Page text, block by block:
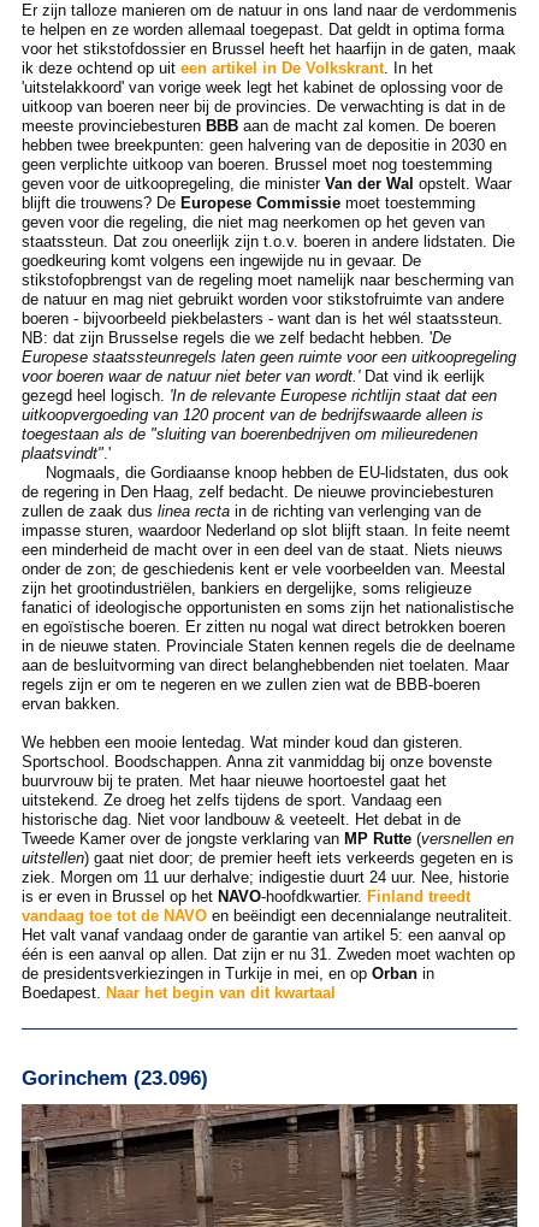
Er zijn talloze manieren om de natuur in ons land naar de verdommenis
te helpen en ze worden allemaal toegepast. Dat geldt in optima forma
voor het stikstofdossier en Brussel heeft het haarfijn in de gaten, maak
ik deze ochtend op uit een artikel in De Volkskrant. In het
'uitstelakkoord' van vorige week legt het kabinet de oplossing voor de
uitkoop van boeren neer bij de provincies. De verwachting is dat in de
meeste provinciebesturen BBBaan de macht zal komen. De boeren
hebben twee breekpunten: geen halvering van de depositie in 2030 en
geen verplichte uitkoop van boeren. Brussel moet nog toestemming
geven voor de uitkoopregeling, die minister Van der Wal opstelt. Waar
blijft die trouwens? De Europese Commissiemoet toestemming
geven voor die regeling, die niet mag neerkomen op het geven van
staatssteun. Dat zou oneerlijk zijn t.o.v. boeren in andere lidstaten. Die
goedkeuring komt volgens een ingewijde nu in gevaar. De
stikstofopbrengst van de regeling moet namelijk naar bescherming van
de natuur en mag niet gebruikt worden voor stikstofruimte van andere
boeren - bijvoorbeeld piekbelasters - want dan is het wél staatssteun.
NB: dat zijn Brusselse regels die we zelf bedacht hebben. 'De
Europese staatssteunregels laten geen ruimte voor een uitkoopregeling
voor boeren waar de natuur niet beter van wordt.'Dat vind ik eerlijk
gezegd heel logisch. 'In de relevante Europese richtlijn staat dat een
uitkoopvergoeding van 120 procent van de bedrijfswaarde alleen is
toegestaan als de "sluiting van boerenbedrijven om milieuredenen
plaatsvindt".'
Nogmaals, die Gordiaanse knoop hebben de EU-lidstaten, dus ook
de regering in Den Haag, zelf bedacht. De nieuwe provinciebesturen
zullen de zaak dus linea rectain de richting van verlenging van de
impasse sturen, waardoor Nederland op slot blijft staan. In feite neemt
een minderheid de macht over in een deel van de staat. Niets nieuws
onder de zon; de geschiedenis kent er vele voorbeelden van. Meestal
zijn het grootindustriëlen, bankiers en dergelijke, soms religieuze
fanatici of ideologische opportunisten en soms zijn het nationalistische
en egoïstische boeren. Er zitten nu nogal wat direct betrokken boeren
in de nieuwe staten. Provinciale Staten kennen regels die de deelname
aan de besluitvorming van direct belanghebbenden niet toelaten. Maar
regels zijn er om te negeren en we zullen zien wat de BBB-boeren
ervan bakken.
We hebben een mooie lentedag. Wat minder koud dan gisteren.
Sportschool. Boodschappen. Anna zit vanmiddag bij onze bovenste
buurvrouw bij te praten. Met haar nieuwe hoortoestel gaat het
uitstekend. Ze droeg het zelfs tijdens de sport. Vandaag een
historische dag. Niet voor landbouw & veeteelt. Het debat in de
Tweede Kamer over de jongste verklaring van MP Rutte(versnellen en
uitstellen) gaat niet door; de premier heeft iets verkeerds gegeten en is
ziek. Morgen om 11 uur derhalve; indigestie duurt 24 uur. Nee, historie
is er even in Brussel op het NAVO-hoofdkwartier. Finland treedt
vandaag toe tot de NAVOen beëindigt een decennialange neutraliteit.
Het valt vanaf vandaag onder de garantie van artikel 5: een aanval op
één is een aanval op allen. Dat zijn er nu 31. Zweden moet wachten op
de presidentsverkiezingen in Turkije in mei, en op Orbanin
Boedapest. Naar het begin van dit kwartaal
Gorinchem (23.096)